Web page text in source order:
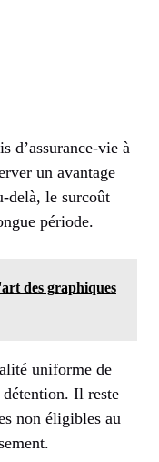
d’assurance-vie à
un avantage
delà, le surcoût
période.
des graphiques
uniforme de
Il reste
non éligibles au